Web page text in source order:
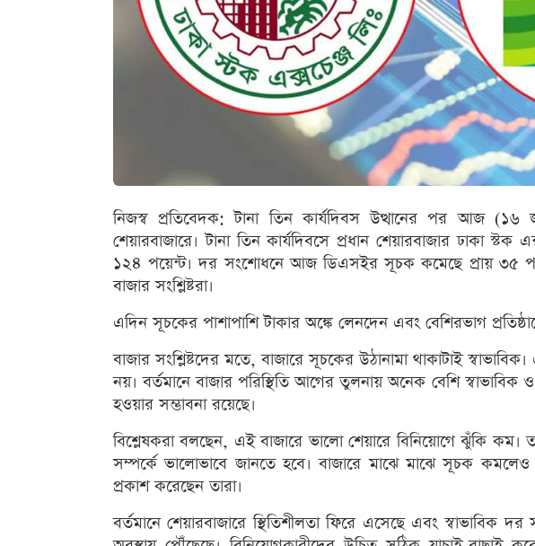
নিজস্ব প্রতিবেদক: টানা তিন কার্যদিবস উত্থানের পর আজ
শেয়ারবাজারে। টানা তিন কার্যদিবসে প্রধান শেয়ারবাজার ঢাকা
১২৪ পয়েন্ট। দর সংশোধনে আজ ডিএসইর সূচক কমেছে প্রায় ৩৫
বাজার সংশ্লিষ্টরা।
এদিন সূচকের পাশাপাশি টাকার অঙ্কে লেনদেন এবং বেশিরভাগ
বাজার সংশ্লিষ্টদের মতে, বাজারে সূচকের উঠানামা থাকাটাই
নয়। বর্তমানে বাজার পরিস্থিতি আগের তুলনায় অনেক বেশি স্বাভাবিক
হওয়ার সম্ভাবনা রয়েছে।
বিশ্লেষকরা বলছেন, এই বাজারে ভালো শেয়ারে বিনিয়োগে ঝুঁকি কম।
সম্পর্কে ভালোভাবে জানতে হবে। বাজারে মাঝে মাঝে সূচক
প্রকাশ করেছেন তারা।
বর্তমানে শেয়ারবাজারে স্থিতিশীলতা ফিরে এসেছে এবং স্বাভাবিক